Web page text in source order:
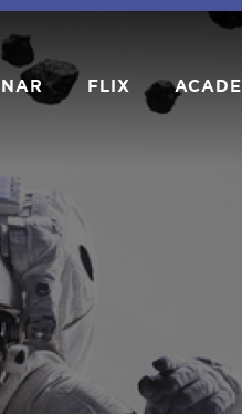
FLIX